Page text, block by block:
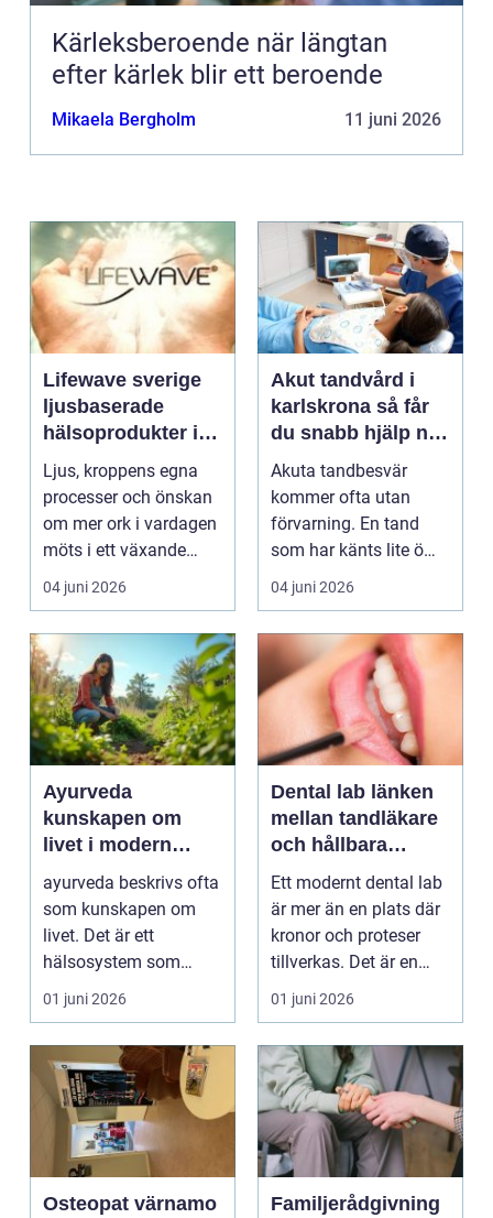
Kärleksberoende när längtan
efter kärlek blir ett beroende
Mikaela Bergholm 11 juni 2026
Lifewave sverige
ljusbaserade
hälsoprodukter i
fokus
Ljus, kroppens egna
processer och önskan
om mer ork i vardagen
möts i ett växande
intresse för fotot...
04 juni 2026
Akut tandvård i
karlskrona så får
du snabb hjälp när
tanden krisar
Akuta tandbesvär
kommer ofta utan
förvarning. En tand
som har känts lite öm
kan plötsligt göra så
on...
04 juni 2026
Ayurveda
kunskapen om
livet i modern
vardag
ayurveda beskrivs ofta
som kunskapen om
livet. Det är ett
hälsosystem som
betonar balans, helhet
och...
01 juni 2026
Dental lab länken
mellan tandläkare
och hållbara
leenden
Ett modernt dental lab
är mer än en plats där
kronor och proteser
tillverkas. Det är en
teknisk och ...
01 juni 2026
Osteopat värnamo
Familjerådgivning